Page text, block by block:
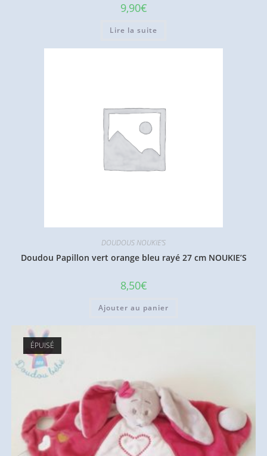
9,90€
Lire la suite
DOUDOUS NOUKIE'S
Doudou Papillon vert orange bleu rayé 27 cm NOUKIE’S
8,50€
Ajouter au panier
ÉPUISÉ